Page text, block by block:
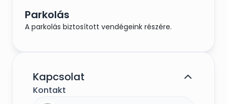
Parkolás
A parkolás biztosított vendégeink részére.
Kapcsolat
Kontakt